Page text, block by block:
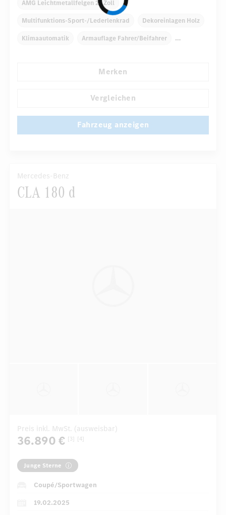
AMG Leichtmetallfelgen 21 Zoll
Multifunktions-Sport-/Lederlenkrad Dekoreinlagen Holz
Klimaautomatik Armauflage Fahrer/Beifahrer
Automatisch abblendende Innen- und Außenspiegel
Merken
Vergleichen
Fahrzeug anzeigen
Mercedes-Benz
CLA 180 d
Preis inkl. MwSt. (ausweisbar)
36.890 € [3] [4]
Junge Sterne
Coupé/Sportwagen
19.02.2025